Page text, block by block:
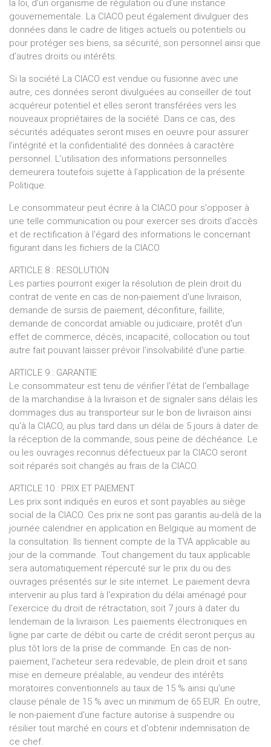
la loi, d’un organisme de régulation ou d’une instance
gouvernementale. La CIACO peut également divulguer des
données dans le cadre de litiges actuels ou potentiels ou
pour protéger ses biens, sa sécurité, son personnel ainsi que
d’autres droits ou intérêts.
Si la société La CIACO est vendue ou fusionne avec une
autre, ces données seront divulguées au conseiller de tout
acquéreur potentiel et elles seront transférées vers les
nouveaux propriétaires de la société. Dans ce cas, des
sécurités adéquates seront mises en oeuvre pour assurer
l’intégrité et la confidentialité des données à caractère
personnel. L’utilisation des informations personnelles
demeurera toutefois sujette à l’application de la présente
Politique.
Le consommateur peut écrire à la CIACO pour s'opposer à
une telle communication ou pour exercer ses droits d'accès
et de rectification à l'égard des informations le concernant
figurant dans les fichiers de la CIACO
ARTICLE 8 : RESOLUTION
Les parties pourront exiger la résolution de plein droit du
contrat de vente en cas de non-paiement d'une livraison,
demande de sursis de paiement, déconfiture, faillite,
demande de concordat amiable ou judiciaire, protêt d'un
effet de commerce, décès, incapacité, collocation ou tout
autre fait pouvant laisser prévoir l'insolvabilité d'une partie.
ARTICLE 9 : GARANTIE
Le consommateur est tenu de vérifier l'état de l'emballage
de la marchandise à la livraison et de signaler sans délais les
dommages dus au transporteur sur le bon de livraison ainsi
qu'à la CIACO, au plus tard dans un délai de 5 jours à dater de
la réception de la commande, sous peine de déchéance. Le
ou les ouvrages reconnus défectueux par la CIACO seront
soit réparés soit changés au frais de la CIACO.
ARTICLE 10 : PRIX ET PAIEMENT
Les prix sont indiqués en euros et sont payables au siège
social de la CIACO. Ces prix ne sont pas garantis au-delà de la
journée calendrier en application en Belgique au moment de
la consultation. Ils tiennent compte de la TVA applicable au
jour de la commande. Tout changement du taux applicable
sera automatiquement répercuté sur le prix du ou des
ouvrages présentés sur le site internet. Le paiement devra
intervenir au plus tard à l'expiration du délai aménagé pour
l'exercice du droit de rétractation, soit 7 jours à dater du
lendemain de la livraison. Les paiements électroniques en
ligne par carte de débit ou carte de crédit seront perçus au
plus tôt lors de la prise de commande. En cas de non-
paiement, l'acheteur sera redevable, de plein droit et sans
mise en demeure préalable, au vendeur des intérêts
moratoires conventionnels au taux de 15 % ainsi qu'une
clause pénale de 15 % avec un minimum de 65 EUR. En outre,
le non-paiement d'une facture autorise à suspendre ou
résilier tout marché en cours et d'obtenir indemnisation de
ce chef.